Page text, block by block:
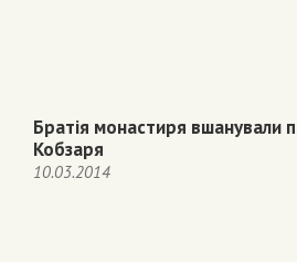
Братія монастиря вшанували
Кобзаря
10.03.2014